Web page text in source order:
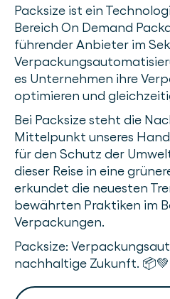
Packsize ist ein
Bereich On Demand
führender Anbieter im
es Unternehmen ihre
optimieren und
Bei Packsize steht die
Mittelpunkt unseres
für den Schutz der
dieser Reise in eine
erkundet die neuesten
bewährten Praktiken im
Verpackungen.
Packsize:
nachhaltige Zukunft. 📦💚